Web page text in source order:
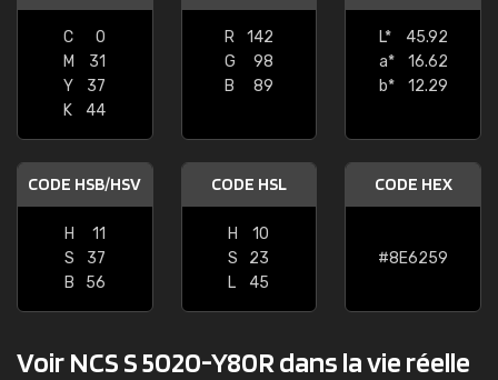
C
0
M
31
Y
37
K
44
R
142
G
98
B
89
L*
45.92
a*
16.62
b*
12.29
CODE HSB/HSV
H
11
S
37
B
56
CODE HSL
H
10
S
23
L
45
CODE HEX
#8E6259
Voir NCS S 5020-Y80R dans la vie réelle